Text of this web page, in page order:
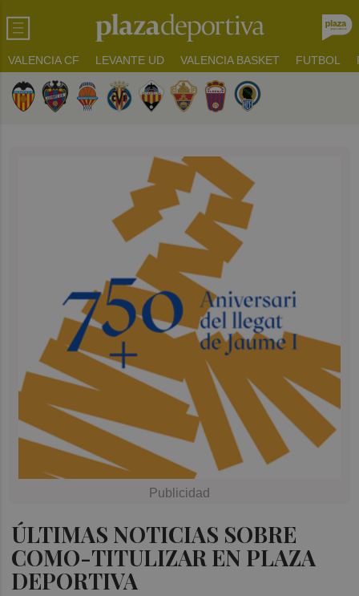
VALENCIA CF LEVANTE UD VALENCIA BASKET FUTBOL
ÚLTIMAS NOTICIAS SOBRE
COMO-TITULIZAR EN PLAZA
DEPORTIVA